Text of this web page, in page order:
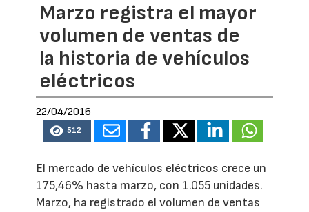
Marzo registra el mayor
volumen de ventas de
la historia de vehículos
eléctricos
22/04/2016
512
El mercado de vehículos eléctricos crece un
175,46% hasta marzo, con 1.055 unidades.
Marzo, ha registrado el volumen de ventas